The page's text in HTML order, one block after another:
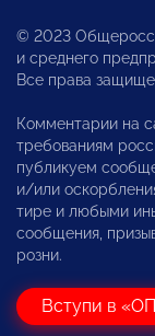
© 2023
и среднего
Все права
Комментарии на
требованиям
публикуем
и/или
тире и любыми
сообщения,
розни.
Вступи в